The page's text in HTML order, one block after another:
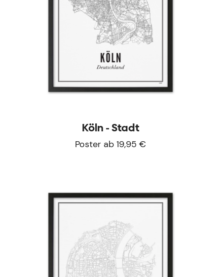
Köln - Stadt
Poster ab 19,95 €